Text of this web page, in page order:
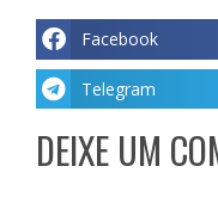
Facebook
Telegram
DEIXE UM